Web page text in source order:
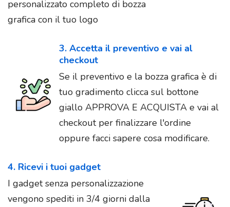
personalizzato completo di bozza
grafica con il tuo logo
3. Accetta il preventivo e vai al
checkout
Se il preventivo e la bozza grafica è di
tuo gradimento clicca sul bottone
giallo APPROVA E ACQUISTA e vai al
checkout per finalizzare l'ordine
oppure facci sapere cosa modificare.
4. Ricevi i tuoi gadget
I gadget senza personalizzazione
vengono spediti in 3/4 giorni dalla